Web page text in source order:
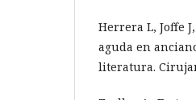
Herrera L, Joffe
aguda en
literatura.